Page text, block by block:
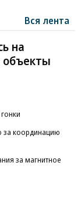
Вся лента
на
объекты
за координацию
за магнитное